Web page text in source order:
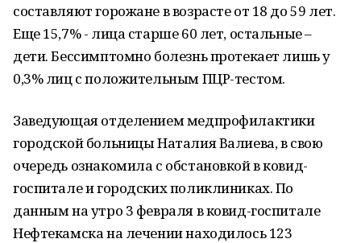
составляют горожане в возрасте от 18 до 59 лет.
Еще 15,7% - лица старше 60 лет, остальные –
дети. Бессимптомно болезнь протекает лишь у
0,3% лиц с положительным ПЦР-тестом.
Заведующая отделением медпрофилактики
городской больницы Наталия Валиева, в свою
очередь ознакомила с обстановкой в ковид-
госпитале и городских поликлиниках. По
данным на утро 3 февраля в ковид-госпитале
Нефтекамска на лечении находилось 123